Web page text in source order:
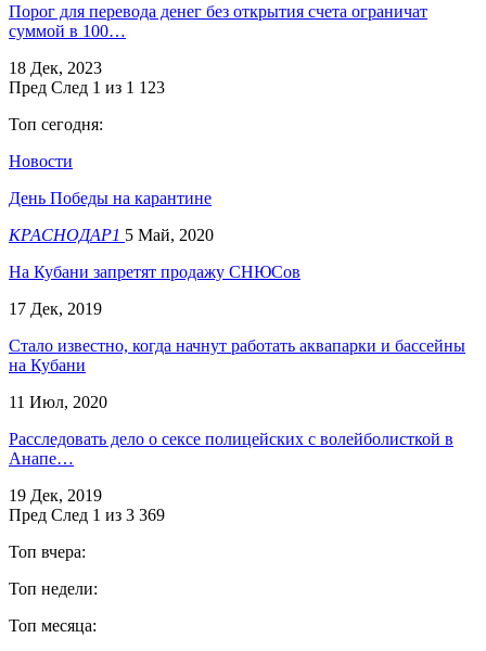
Порог для перевода денег без открытия счета ограничат
суммой в 100…
18 Дек, 2023
Пред След 1 из 1 123
Топ сегодня:
Новости
День Победы на карантине
КРАСНОДАР1 5 Май, 2020
На Кубани запретят продажу СНЮСов
17 Дек, 2019
Стало известно, когда начнут работать аквапарки и бассейны
на Кубани
11 Июл, 2020
Расследовать дело о сексе полицейских с волейболисткой в
Анапе…
19 Дек, 2019
Пред След 1 из 3 369
Топ вчера:
Топ недели:
Топ месяца: